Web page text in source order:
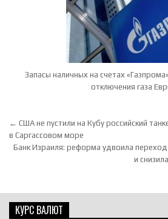
Запасы наличных на счетах
отключения газа
Навигация по
← США не пустили на Кубу российский
в Саргассовом море
Банк Израиля: реформа удвоила
и
КУРС ВАЛЮТ